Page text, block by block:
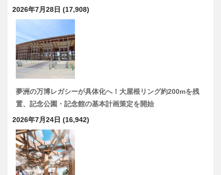
2026年7月28日 (17,908)
夢洲の万博レガシーが具体化へ！大屋根リング約200mを残
置、記念公園・記念館の基本計画策定を開始
2026年7月24日 (16,942)